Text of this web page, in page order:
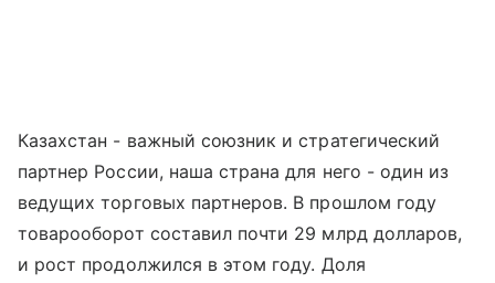
Казахстан - важный союзник и стратегический
партнер России, наша страна для него - один из
ведущих торговых партнеров. В прошлом году
товарооборот составил почти 29 млрд долларов,
и рост продолжился в этом году. Доля